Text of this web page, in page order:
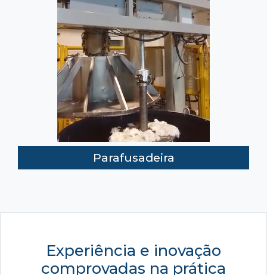
Parafusadeira
Experiência e inovação
comprovadas na prática